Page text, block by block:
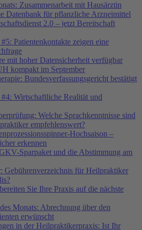
Zusammenarbeit mit Hausärztin
Datenbank für pflanzliche Arzneimittel
2.0 – jetzt Bereitschaft
Patientenkontakte zeigen eine
mit hoher Datensicherheit verfügbar
kompakt im September
Bundesverfassungsgericht bestätigt
Wirtschaftliche Realität und
Welche Sprachkenntnisse sind
empfehlenswert?
Hochsaison –
erkennen
Sparpaket und die Abstimmung am
Gebührenverzeichnis für Heilpraktiker
Sie Ihre Praxis auf die nächste
Monats: Abrechnung über den
erwünscht
in der Heilpraktikerpraxis: Ist Ihr